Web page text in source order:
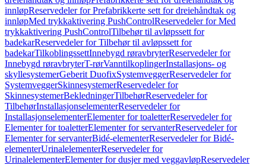
innløpReservedeler for Prefabrikkerte sett for dreiehåndtak og
innløpMed trykkaktivering PushControlReservedeler for Med
trykkaktivering PushControlTilbehør til avløpssett for
badekarReservedeler for Tilbehør til avløpssett for
badekarTilkoblingssettInnebygd røravbryterReservedeler for
Innebygd røravbryterT-rørVanntilkoplingerInstallasjons- og
skyllesystemerGeberit DuofixSystemveggerReservedeler for
SystemveggerSkinnesystemerReservedeler for
SkinnesystemerBekledningerTilbehørReservedeler for
TilbehørInstallasjonselementerReservedeler for
InstallasjonselementerElementer for toaletterReservedeler for
Elementer for toaletterElementer for servanterReservedeler for
Elementer for servanterBidé-elementerReservedeler for Bidé-
elementerUrinalelementerReservedeler for
UrinalelementerElementer for dusjer med veggavløpReservedeler